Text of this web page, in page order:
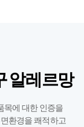
알레르망
목에 대한 인증을
환경을 쾌적하고